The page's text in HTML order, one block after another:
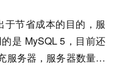
于节省成本的目的，服
是 MySQL 5，目前还
服务器，服务器数量…